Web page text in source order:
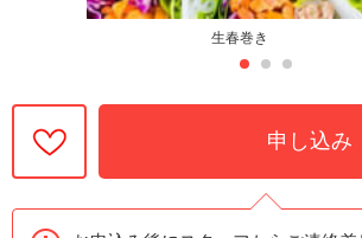
生春巻き
申し込み